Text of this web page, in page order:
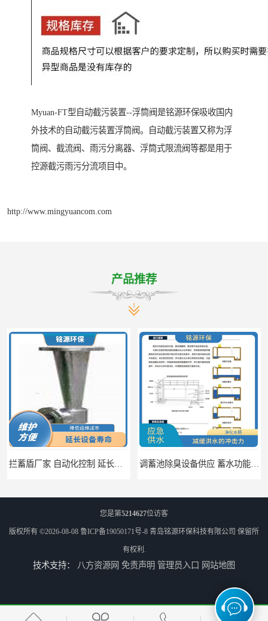
Myuan-FT型自动截污装置--浮筒阀是铭源环保吸收国内
外技术的自动截污装置浮筒阀。自动截污装置又称为浮
筒阀、截流阀、雨污分离器、浮筒式限流阀等都是用于
控源截污雨污分流项目中。
http://www.mingyuancom.com
产品推荐
调蓄池冲洗阀给排水设备 节省水资源 提高工作效率
您是第5214627位访客
版权所有 ©2026-08-08 鲁ICP备19050171号-8 青岛铭源环保科技有限公司 保留所
有权利.
技术支持： 八方资源网 免责声明 管理员入口 网站地图